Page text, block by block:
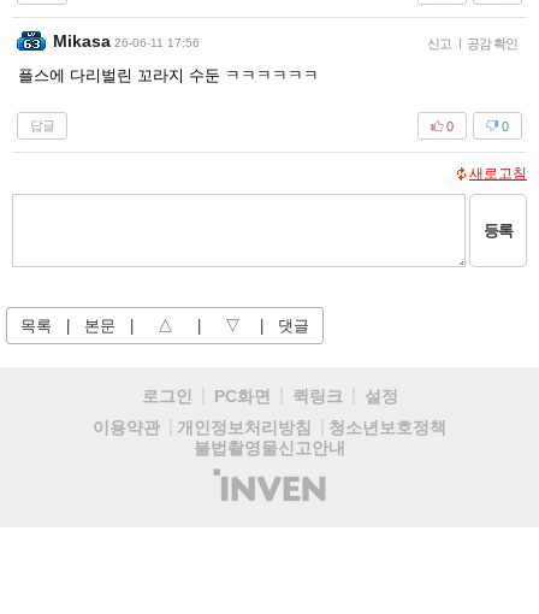
Mikasa 26-06-11 17:56 신고 | 공감 확인
플스에 다리벌린 꼬라지 수둔 ㅋㅋㅋㅋㅋㅋ
답글 0
0
새로고침
등록
목록 본문 △ ▽ 댓글
로그인 PC화면 퀵링크
설정
이용약관
개인정보처리방침
청소년보호정책
불법촬영물신고안내
(주)
인